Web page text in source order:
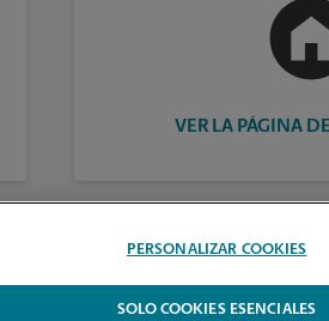
VER LA PÁGINA
PERSONALIZAR COOKIES
SOLO COOKIES ESENCIALES